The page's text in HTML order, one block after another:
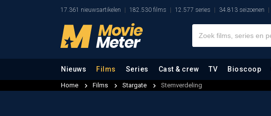
17.361 nieuwsartikelen 182.530 films 12.577 series 34.813 seizoenen
Nieuws Films Series Cast & crew TV Bioscoop
Home Films Stargate Stemverdeling